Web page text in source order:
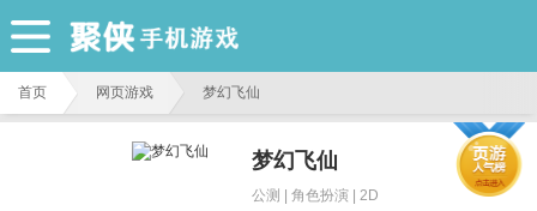
首页 网页游戏 梦幻飞仙
梦幻飞仙
公测 角色扮演
2D